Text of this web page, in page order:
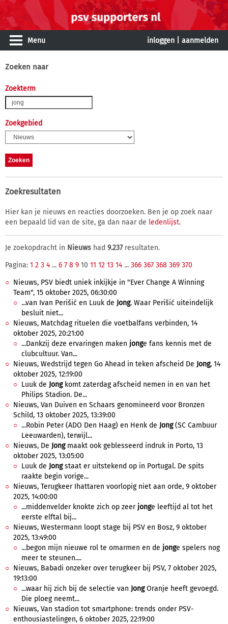
Menu inloggen aanmelden
Zoeken naar
Zoekterm
Zoekgebied
Zoekresultaten
Hier kan je nieuws en reacties doorzoeken. Ben je op zoek naar
een bepaald lid van de site, ga dan naar de ledenlijst.
Je zoekopdracht in Nieuws had 9.237resultaten.
Pagina: 1 2 3 4 ... 6 7 8 9 10 11 12 13 14 ... 366 367 368 369 370
Nieuws, PSV biedt uniek inkijkje in "Ever Change A Winning
Team", 15 oktober 2025, 06:30:00
...van Ivan Perišić en Luuk de Jong. Waar Perišić uiteindelijk
besluit niet...
Nieuws, Matchdag rituelen die voetbalfans verbinden, 14
oktober 2025, 20:21:00
...Dankzij deze ervaringen maken jonge fans kennis met de
clubcultuur. Van...
Nieuws, Wedstrijd tegen Go Ahead in teken afscheid De Jong, 14
oktober 2025, 12:19:00
Luuk de Jongkomt zaterdag afscheid nemen in en van het
Philips Stadion. De...
Nieuws, Van Duiven en Schaars genomineerd voor Bronzen
Schild, 13 oktober 2025, 13:39:00
...Robin Peter (ADO Den Haag) en Henk de Jong(SC Cambuur
Leeuwarden), terwijl...
Nieuws, De Jongmaakt ook geblesseerd indruk in Porto, 13
oktober 2025, 13:05:00
Luuk de Jongstaat er uitstekend op in Portugal. De spits
raakte begin vorige...
Nieuws, Terugkeer Ihattaren voorlopig niet aan orde, 9 oktober
2025, 14:00:00
...middenvelder knokte zich op zeer jonge leeftijd al tot het
eerste elftal bij...
Nieuws, Westermann loopt stage bij PSV en Bosz, 9 oktober
2025, 13:49:00
...begon mijn nieuwe rol te omarmen en de jonge spelers nog
meer te steunen....
Nieuws, Babadi onzeker over terugkeer bij PSV, 7 oktober 2025,
19:13:00
...waar hij zich bij de selectie van JongOranje heeft gevoegd.
Die ploeg neemt...
Nieuws, Van stadion tot smartphone: trends onder PSV-
enthousiastelingen, 6 oktober 2025, 22:19:00